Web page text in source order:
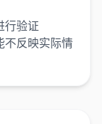
行验证
不反映实际情